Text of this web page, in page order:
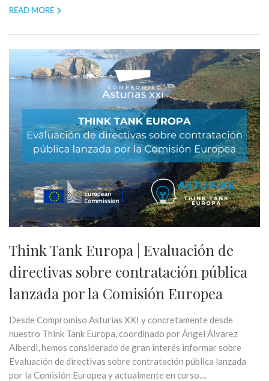
READ MORE
Think Tank Europa | Evaluación de
directivas sobre contratación pública
lanzada por la Comisión Europea
Desde Compromiso Asturias XXI y concretamente desde
nuestro Think Tank Europa, coordinado por Ángel Álvarez
Alberdi, hemos considerado de gran interés informar sobre
Evaluación de directivas sobre contratación pública lanzada
por la Comisión Europea y actualmente en curso....